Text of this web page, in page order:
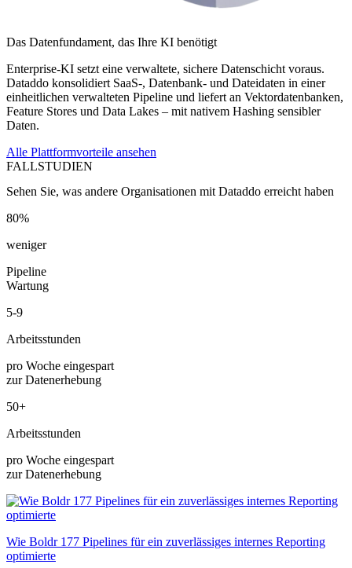
Das Datenfundament, das Ihre KI benötigt
Enterprise-KI setzt eine verwaltete, sichere Datenschicht voraus.
Dataddo konsolidiert SaaS-, Datenbank- und Dateidaten in einer
einheitlichen verwalteten Pipeline und liefert an Vektordatenbanken,
Feature Stores und Data Lakes – mit nativem Hashing sensibler
Daten.
Alle Plattformvorteile ansehen
FALLSTUDIEN
Sehen Sie, was andere Organisationen mit Dataddo erreicht haben
80%
weniger
Pipeline
Wartung
5-9
Arbeitsstunden
pro Woche eingespart
zur Datenerhebung
50+
Arbeitsstunden
pro Woche eingespart
zur Datenerhebung
Wie Boldr 177 Pipelines für ein zuverlässiges internes Reporting
optimierte